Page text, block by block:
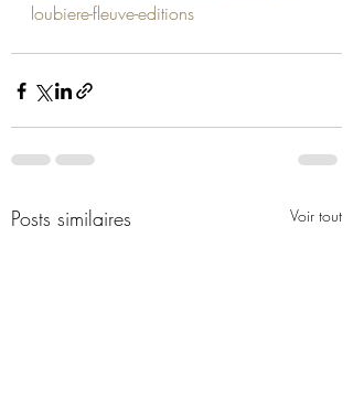
loubiere-fleuve-editions
Posts similaires Voir tout